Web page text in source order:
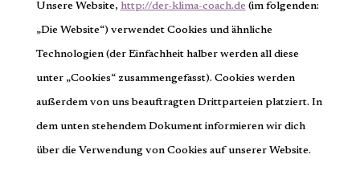
Unsere Website, http://der-klima-coach.de (im folgenden:
„Die Website“) verwendet Cookies und ähnliche
Technologien (der Einfachheit halber werden all diese
unter „Cookies“ zusammengefasst). Cookies werden
außerdem von uns beauftragten Drittparteien platziert. In
dem unten stehendem Dokument informieren wir dich
über die Verwendung von Cookies auf unserer Website.